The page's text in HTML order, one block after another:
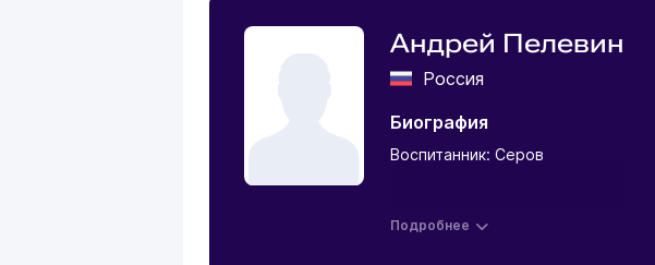
Андрей Пелевин
Россия
Биография
Воспитанник: Серов
Подробнее